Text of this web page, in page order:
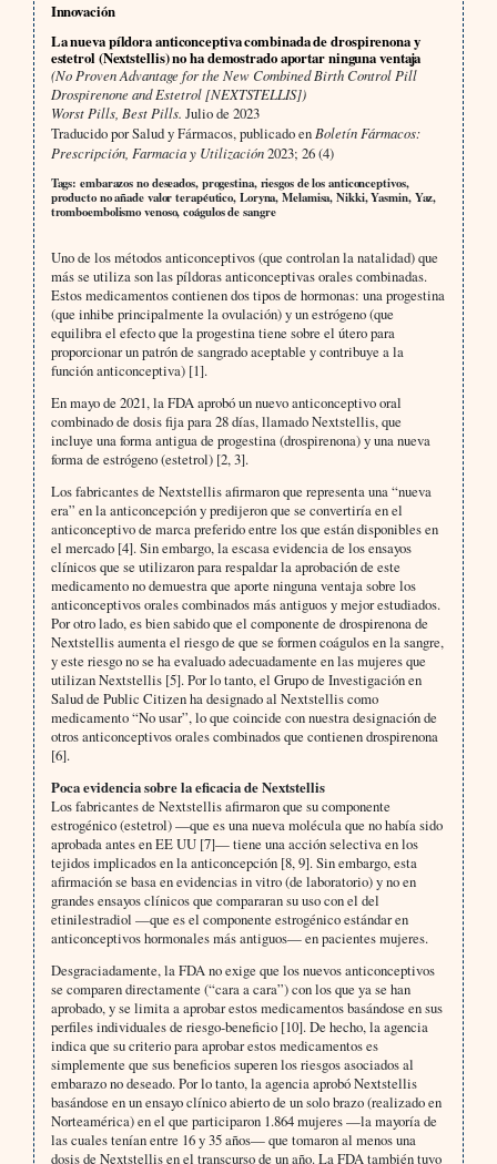
Innovación
La nueva píldora anticonceptiva combinada de drospirenona y
estetrol (Nextstellis) no ha demostrado aportar ninguna ventaja
(No Proven Advantage for the New Combined Birth Control Pill
Drospirenone and Estetrol [NEXTSTELLIS])
Worst Pills, Best Pills. Julio de 2023
Traducido por Salud y Fármacos, publicado en Boletín Fármacos:
Prescripción, Farmacia y Utilización2023; 26 (4)
Tags: embarazos no deseados, progestina, riesgos de los anticonceptivos,
producto no añade valor terapéutico, Loryna, Melamisa, Nikki, Yasmin, Yaz,
tromboembolismo venoso, coágulos de sangre
Uno de los métodos anticonceptivos (que controlan la natalidad) que
más se utiliza son las píldoras anticonceptivas orales combinadas.
Estos medicamentos contienen dos tipos de hormonas: una progestina
(que inhibe principalmente la ovulación) y un estrógeno (que
equilibra el efecto que la progestina tiene sobre el útero para
proporcionar un patrón de sangrado aceptable y contribuye a la
función anticonceptiva) [1].
En mayo de 2021, la FDA aprobó un nuevo anticonceptivo oral
combinado de dosis fija para 28 días, llamado Nextstellis, que
incluye una forma antigua de progestina (drospirenona) y una nueva
forma de estrógeno (estetrol) [2, 3].
Los fabricantes de Nextstellis afirmaron que representa una “nueva
era” en la anticoncepción y predijeron que se convertiría en el
anticonceptivo de marca preferido entre los que están disponibles en
el mercado [4]. Sin embargo, la escasa evidencia de los ensayos
clínicos que se utilizaron para respaldar la aprobación de este
medicamento no demuestra que aporte ninguna ventaja sobre los
anticonceptivos orales combinados más antiguos y mejor estudiados.
Por otro lado, es bien sabido que el componente de drospirenona de
Nextstellis aumenta el riesgo de que se formen coágulos en la sangre,
y este riesgo no se ha evaluado adecuadamente en las mujeres que
utilizan Nextstellis [5]. Por lo tanto, el Grupo de Investigación en
Salud de Public Citizen ha designado al Nextstellis como
medicamento “No usar”, lo que coincide con nuestra designación de
otros anticonceptivos orales combinados que contienen drospirenona
[6].
Poca evidencia sobre la eficacia de Nextstellis
Los fabricantes de Nextstellis afirmaron que su componente
estrogénico (estetrol) —que es una nueva molécula que no había sido
aprobada antes en EE UU [7]— tiene una acción selectiva en los
tejidos implicados en la anticoncepción [8, 9]. Sin embargo, esta
afirmación se basa en evidencias in vitro (de laboratorio) y no en
grandes ensayos clínicos que compararan su uso con el del
etinilestradiol —que es el componente estrogénico estándar en
anticonceptivos hormonales más antiguos— en pacientes mujeres.
Desgraciadamente, la FDA no exige que los nuevos anticonceptivos
se comparen directamente (“cara a cara”) con los que ya se han
aprobado, y se limita a aprobar estos medicamentos basándose en sus
perfiles individuales de riesgo-beneficio [10]. De hecho, la agencia
indica que su criterio para aprobar estos medicamentos es
simplemente que sus beneficios superen los riesgos asociados al
embarazo no deseado. Por lo tanto, la agencia aprobó Nextstellis
basándose en un ensayo clínico abierto de un solo brazo (realizado en
Norteamérica) en el que participaron 1.864 mujeres —la mayoría de
las cuales tenían entre 16 y 35 años— que tomaron al menos una
dosis de Nextstellis en el transcurso de un año. La FDA también tuvo